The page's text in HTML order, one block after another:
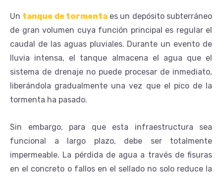
Un tanque de tormentaes un depósito subterráneo
de gran volumen cuya función principal es regular el
caudal de las aguas pluviales. Durante un evento de
lluvia intensa, el tanque almacena el agua que el
sistema de drenaje no puede procesar de inmediato,
liberándola gradualmente una vez que el pico de la
tormenta ha pasado.
Sin embargo, para que esta infraestructura sea
funcional a largo plazo, debe ser totalmente
impermeable. La pérdida de agua a través de fisuras
en el concreto o fallos en el sellado no solo reduce la